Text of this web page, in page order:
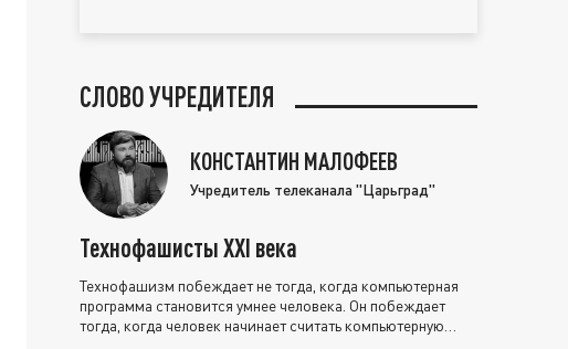
СЛОВО УЧРЕДИТЕЛЯ
КОНСТАНТИН МАЛОФЕЕВ
Учредитель телеканала "Царьград"
Технофашисты XXI века
Технофашизм побеждает не тогда, когда компьютерная
программа становится умнее человека. Он побеждает
тогда, когда человек начинает считать компьютерную